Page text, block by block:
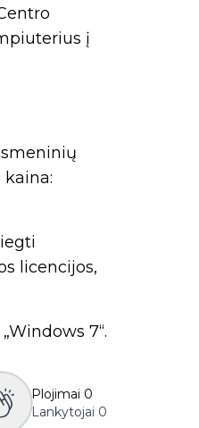
į
licencijos,
7“.
Plojimai 0
Lankytojai 0